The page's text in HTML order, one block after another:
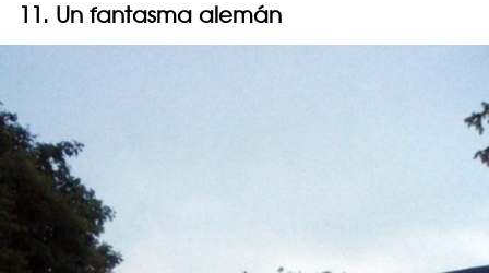
11. Un fantasma alemán